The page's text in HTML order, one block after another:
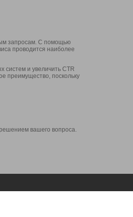
запросам. С помощью
проводится наиболее
систем и увеличить CTR
преимущество, поскольку
вашего вопроса.